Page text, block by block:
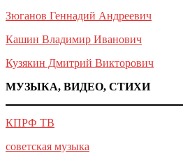
Зюганов Геннадий Андреевич
Кашин Владимир Иванович
Кузякин Дмитрий Викторович
МУЗЫКА, ВИДЕО, СТИХИ
КПРФ ТВ
советская музыка